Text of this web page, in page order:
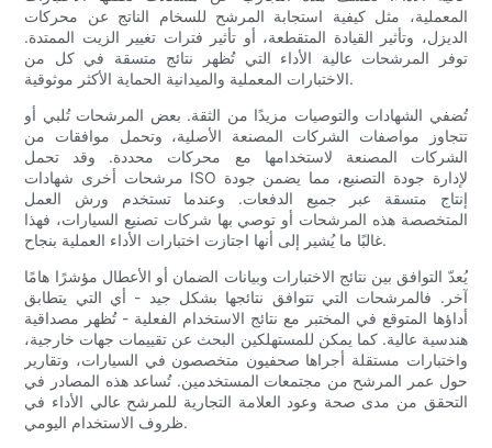
المعملية، مثل كيفية استجابة المرشح للسخام الناتج عن محركات
الديزل، وتأثير القيادة المتقطعة، أو تأثير فترات تغيير الزيت الممتدة.
توفر المرشحات عالية الأداء التي تُظهر نتائج متسقة في كل من
الاختبارات المعملية والميدانية الحماية الأكثر موثوقية.
تُضفي الشهادات والتوصيات مزيدًا من الثقة. بعض المرشحات تُلبي أو
تتجاوز مواصفات الشركات المصنعة الأصلية، وتحمل موافقات من
الشركات المصنعة لاستخدامها مع محركات محددة. وقد تحمل
مرشحات أخرى شهادات ISO لإدارة جودة التصنيع، مما يضمن جودة
إنتاج متسقة عبر جميع الدفعات. وعندما تستخدم ورش العمل
المتخصصة هذه المرشحات أو توصي بها شركات تصنيع السيارات، فهذا
غالبًا ما يُشير إلى أنها اجتازت اختبارات الأداء العملية بنجاح.
يُعدّ التوافق بين نتائج الاختبارات وبيانات الضمان أو الأعطال مؤشرًا هامًا
آخر. فالمرشحات التي تتوافق نتائجها بشكل جيد - أي التي يتطابق
أداؤها المتوقع في المختبر مع نتائج الاستخدام الفعلية - تُظهر مصداقية
هندسية عالية. كما يمكن للمستهلكين البحث عن تقييمات جهات خارجية،
واختبارات مستقلة أجراها صحفيون متخصصون في السيارات، وتقارير
حول عمر المرشح من مجتمعات المستخدمين. تُساعد هذه المصادر في
التحقق من مدى صحة وعود العلامة التجارية للمرشح عالي الأداء في
ظروف الاستخدام اليومي.